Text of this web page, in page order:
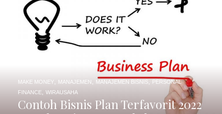
Contoh Bisnis Plan Terfavorit 2022
MAKE MONEY, MANAJEMEN MANAJEMEN BISNIS,PERSONAL
FINANCE, WIRAUSAHA